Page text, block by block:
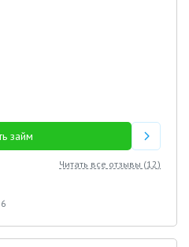
займ
Читать все отзывы (12)